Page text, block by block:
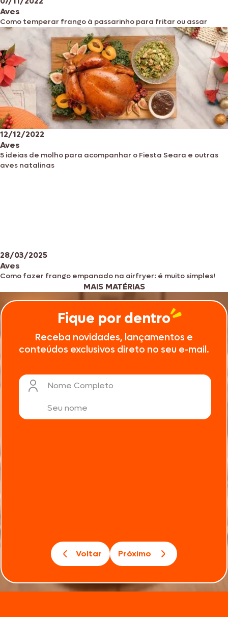
Aves
Como temperar frango à passarinho para fritar ou assar
12/12/2022
Aves
5 ideias de molho para acompanhar o Fiesta Seara e outras
aves natalinas
28/03/2025
Aves
Como fazer frango empanado na airfryer: é muito simples!
MAIS MATÉRIAS
Fique por dentro
Receba novidades, lançamentos e
conteúdos exclusivos direto no seu e-mail.
Nome Completo
Voltar Próximo